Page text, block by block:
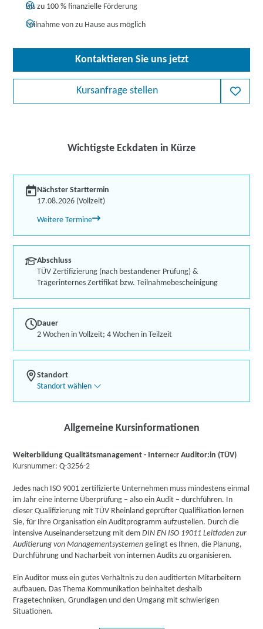
Bis zu 100 % finanzielle Förderung
Teilnahme von zu Hause aus möglich
Kontaktieren Sie uns jetzt
Kursanfrage stellen
Wichtigste Eckdaten in Kürze
Nächster Starttermin
17.08.2026 (Vollzeit)
Weitere Termine
Abschluss
TÜV Zertifizierung (nach bestandener Prüfung) &
Trägerinternes Zertifikat bzw. Teilnahmebescheinigung
Dauer
2 Wochen in Vollzeit; 4 Wochen in Teilzeit
Standort
Standort wählen
Allgemeine Kursinformationen
Weiterbildung Qualitätsmanagement - Interne:r Auditor:in (TÜV)
Kursnummer: Q-3256-2
Jedes nach ISO 9001 zertifizierte Unternehmen muss mindestens einmal
im Jahr eine interne Überprüfung – also ein Audit – durchführen. In
dieser Qualifizierung mit TÜV Rheinland geprüfter Qualifikation lernen
Sie, für Ihre Organisation ein Auditprogramm aufzustellen. Durch die
intensive Auseinandersetzung mit demDIN EN ISO 19011 Leitfaden zur
Auditierung von Managementsystemen gelingt es Ihnen, die Planung,
Durchführung und Nacharbeit von internen Audits zu organisieren.
Ein Auditor muss ein gutes Verhältnis zu den auditierten Mitarbeitern
aufbauen. Das Thema Kommunikation beinhaltet deshalb
Fragetechniken, Grundlagen und den Umgang mit schwierigen
Situationen.